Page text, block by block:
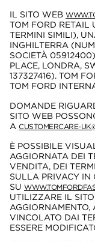
IL SITO WEB
TOM FORD RETAIL
TERMINI SIMILI),
INGHILTERRA
SOCIETÀ
PLACE, LONDRA,
137327416). TOM
TOM FORD
DOMANDE
SITO WEB
A CUSTOMERCARE-
È POSSIBILE
AGGIORNATA DEI
VENDITA, DEI
SULLA PRIVACY IN
SU
UTILIZZARE IL
AGGIORNAMENTO,
VINCOLATO DAI
ESSERE